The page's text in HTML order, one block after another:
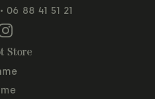
• 06 88 41 51 21
Store